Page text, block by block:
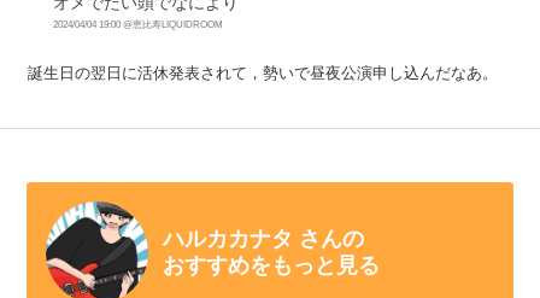
2024/04/04 19:00 @恵比寿LIQUIDROOM
誕生日の翌日に活休発表されて，勢いで昼夜公演申し込んだなあ。
ハルカカナタ さんの
おすすめをもっと見る